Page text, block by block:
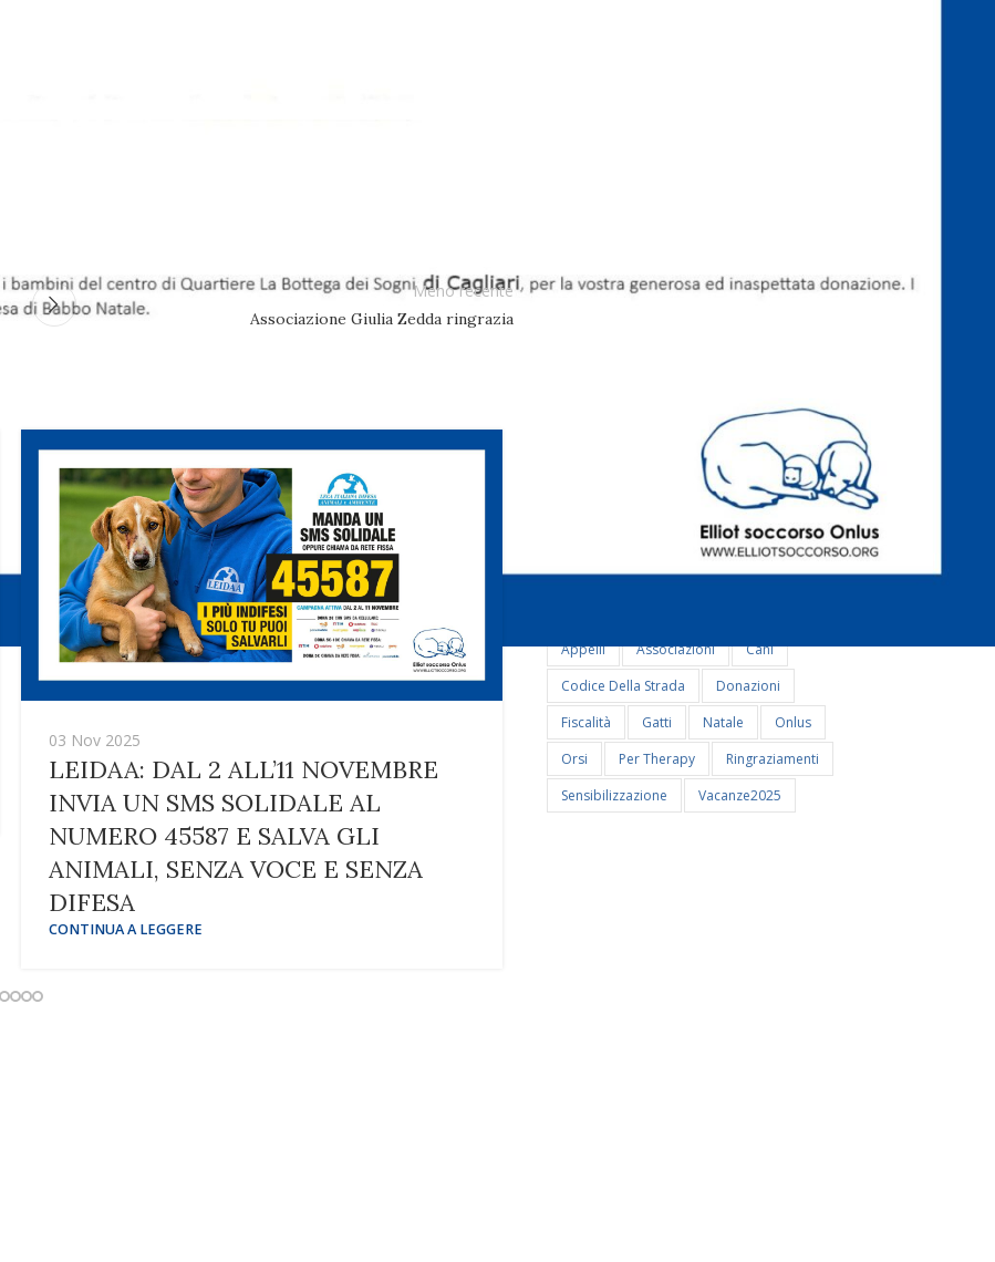
Meno recente
Associazione Giulia Zedda ringrazia
03 Nov 2025
LEIDAA: DAL 2 ALL’11 NOVEMBRE
INVIA UN SMS SOLIDALE AL
NUMERO 45587 E SALVA GLI
ANIMALI, SENZA VOCE E SENZA
DIFESA
CONTINUA A LEGGERE
14 Gen 2025
Associazione Casa Giglio ringrazia
CONTINUA A LEGGERE
Progetti Realizzati(30)
#donazione
#festeggiamenti
#GIORNATAMONDIALECANE
#indifesisenzavoce
#legge
#leidaa
Appelli
Associazioni
Cani
Codice Della Strada
Donazioni
Fiscalità
Gatti Natale
Onlus
Orsi
Per Therapy
Ringraziamenti
Sensibilizzazione
Vacanze2025